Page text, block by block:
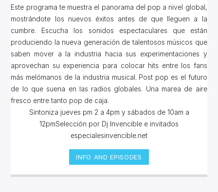
Este programa te muestra el panorama del pop a nivel global,
mostrándote los nuevos éxitos antes de que lleguen a la
cumbre. Escucha los sonidos espectaculares que están
produciendo la nueva generación de talentosos músicos que
saben mover a la industria hacia sus experimentaciones y
aprovechan su experiencia para colocar hits entre los fans
más melómanos de la industria musical. Post pop es el futuro
de lo que suena en las radios globales. Una marea de aire
fresco entre tanto pop de caja.
Sintoniza jueves pm 2 a 4pm y sábados de 10am a
12pmSelección por Dj Invencible e invitados
especialesinvencible.net
INFO AND EPISODES